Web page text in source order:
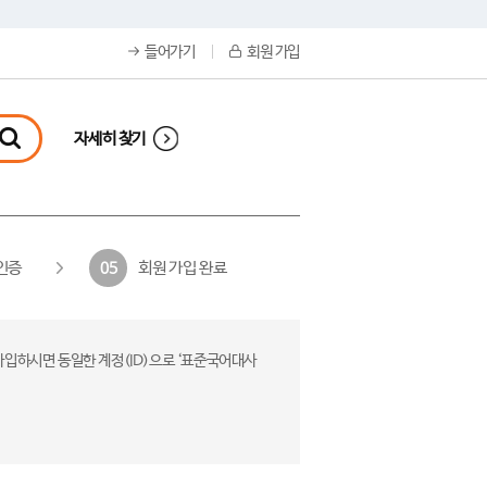
들어가기 회원 가입
자세히 찾기
증 05 회원 가입 완료
하시면 동일한 계정(ID)으로 ‘표준국어대사